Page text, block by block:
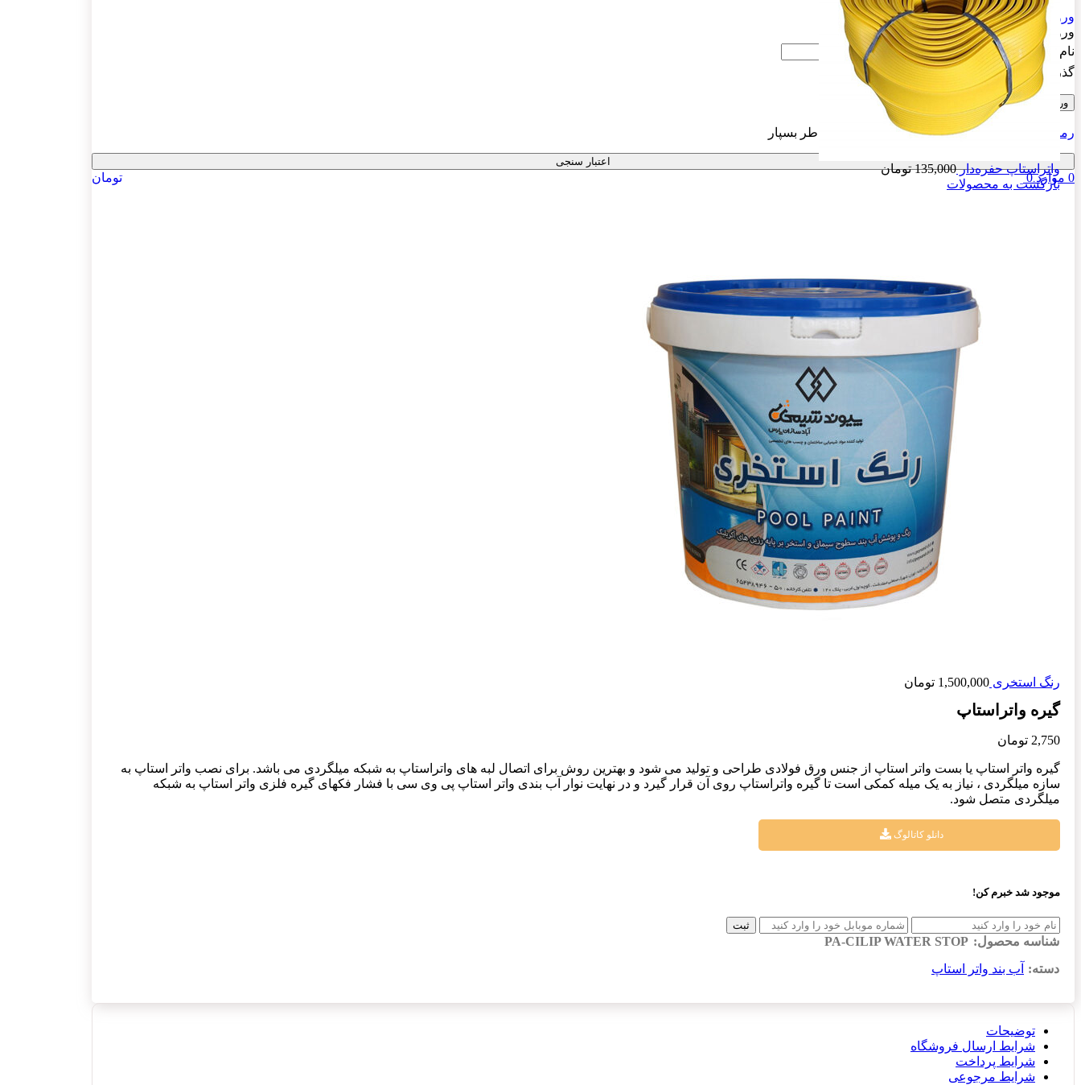
ورود / فرم ثبت نام
ورود
ایجاد یک حساب کاربری؟
نام کاربری یا آدرس ایمیل*
گذرواژه
ورود
رمز عبور خود را فراموش کرده اید؟ مرا به خاطر بسپار
اعتبار سنجی
0 موارد 0 تومان
واتراستاپ حفره‌دار135,000 تومان
بازگشت به محصولات
رنگ استخری 1,500,000 تومان
گیره واتراستاپ
2,750 تومان
گیره واتر استاپ یا بست واتر استاپ از جنس ورق فولادی طراحی و تولید می شود و بهترین روش برای اتصال لبه های واتراستاپ به شبکه میلگردی می باشد. برای نصب واتر استاپ به
سازه میلگردی ، نیاز به یک میله کمکی است تا گیره واتراستاپ روی آن قرار گیرد و در نهایت نوار آب بندی واتر استاپ پی وی سی با فشار فکهای گیره فلزی واتر استاپ به شبکه
میلگردی متصل شود.
دانلو کاتالوگ
موجود شد خبرم کن!
ثبت
شناسه محصول: PA-CILIP WATER STOP
دسته:
آب بند واتر استاپ
توضیحات
شرایط ارسال فروشگاه
شرایط پرداخت
شرایط مرجوعی